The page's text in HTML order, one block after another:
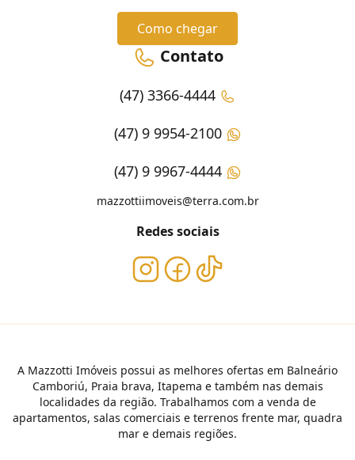
Como chegar
Contato
(47) 3366-4444
(47) 9 9954-2100
(47) 9 9967-4444
mazzottiimoveis@terra.com.br
Redes sociais
A Mazzotti Imóveis possui as melhores ofertas em Balneário
Camboriú, Praia brava, Itapema e também nas demais
localidades da região. Trabalhamos com a venda de
apartamentos, salas comerciais e terrenos frente mar, quadra
mar e demais regiões.